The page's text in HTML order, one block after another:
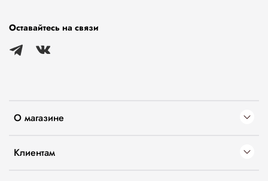
О магазине
Клиентам
Оставайтесь на связи